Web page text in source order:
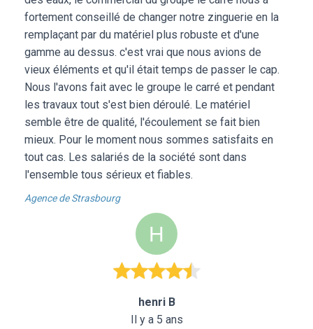
fortement conseillé de changer notre zinguerie en la
remplaçant par du matériel plus robuste et d'une
gamme au dessus. c'est vrai que nous avions de
vieux éléments et qu'il était temps de passer le cap.
Nous l'avons fait avec le groupe le carré et pendant
les travaux tout s'est bien déroulé. Le matériel
semble être de qualité, l'écoulement se fait bien
mieux. Pour le moment nous sommes satisfaits en
tout cas. Les salariés de la société sont dans
l'ensemble tous sérieux et fiables.
Agence de Strasbourg
henri B
Il y a 5 ans